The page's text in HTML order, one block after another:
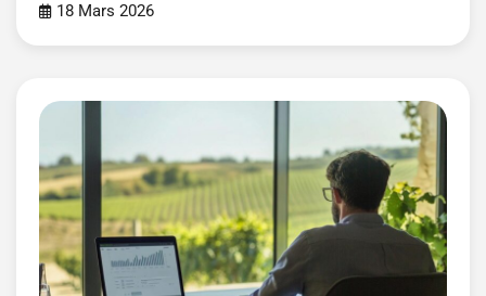
18 Mars 2026